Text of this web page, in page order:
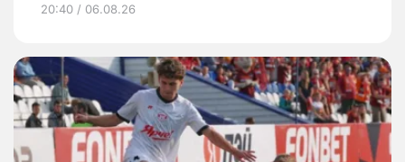
20:40 / 06.08.26